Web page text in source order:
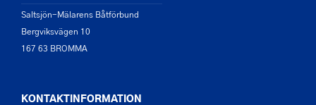
Saltsjön-Mälarens Båtförbund
Bergviksvägen 10
167 63 BROMMA
KONTAKTINFORMATION